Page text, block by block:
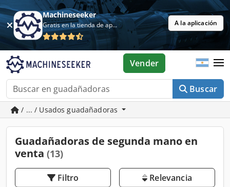
Machineseeker
Gratis en la tienda de aplicaciones A la aplicación
Buscar
Vender
/ ... / Usados guadañadoras
Guadañadoras de segunda mano en
venta (13)
Filtro Relevancia